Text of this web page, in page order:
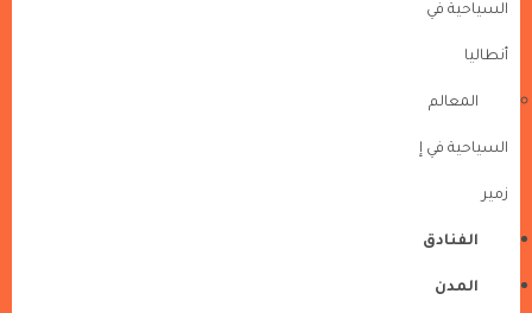
السياحية في
أنطاليا
المعالم
السياحية في إ
زمير
الفنادق
المدن